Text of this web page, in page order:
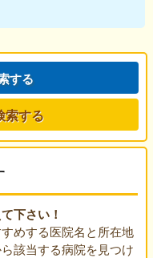
する
索する
下さい！
めする医院名と所在地
該当する病院を見つけ